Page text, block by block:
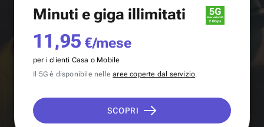
Minuti e giga illimitati
11,95 €/mese
per i clienti Casa o Mobile
Il 5G è disponibile nellearee coperte dal servizio.
SCOPRI